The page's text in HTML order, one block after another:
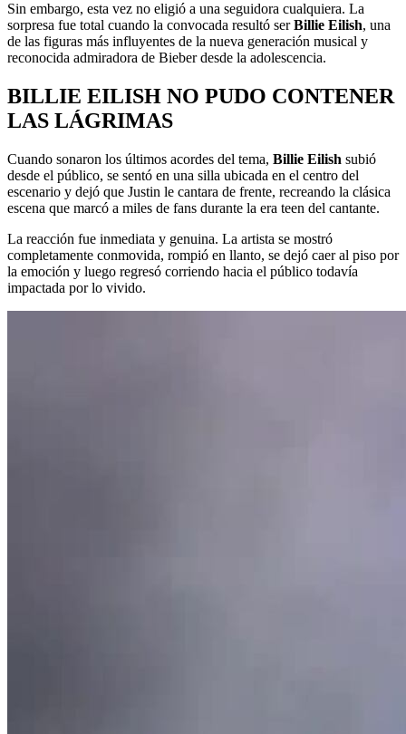
Sin embargo, esta vez no eligió a una seguidora cualquiera. La
sorpresa fue total cuando la convocada resultó serBillie Eilish, una
de las figuras más influyentes de la nueva generación musical y
reconocida admiradora de Bieber desde la adolescencia.
BILLIE EILISH NO PUDO CONTENER
LAS LÁGRIMAS
Cuando sonaron los últimos acordes del tema, Billie Eilish subió
desde el público, se sentó en una silla ubicada en el centro del
escenario y dejó que Justin le cantara de frente, recreando la clásica
escena que marcó a miles de fans durante la era teen del cantante.
La reacción fue inmediata y genuina. La artista se mostró
completamente conmovida, rompió en llanto, se dejó caer al piso por
la emoción y luego regresó corriendo hacia el público todavía
impactada por lo vivido.